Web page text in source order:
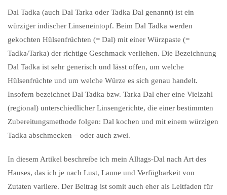
Dal Tadka (auch Dal Tarka oder Tadka Dal genannt) ist ein
würziger indischer Linseneintopf. Beim Dal Tadka werden
gekochten Hülsenfrüchten (= Dal) mit einer Würzpaste (=
Tadka/Tarka) der richtige Geschmack verliehen. Die Bezeichnung
Dal Tadka ist sehr generisch und lässt offen, um welche
Hülsenfrüchte und um welche Würze es sich genau handelt.
Insofern bezeichnet Dal Tadka bzw. Tarka Dal eher eine Vielzahl
(regional) unterschiedlicher Linsengerichte, die einer bestimmten
Zubereitungsmethode folgen: Dal kochen und mit einem würzigen
Tadka abschmecken – oder auch zwei.
In diesem Artikel beschreibe ich mein Alltags-Dal nach Art des
Hauses, das ich je nach Lust, Laune und Verfügbarkeit von
Zutaten variiere. Der Beitrag ist somit auch eher als Leitfaden für